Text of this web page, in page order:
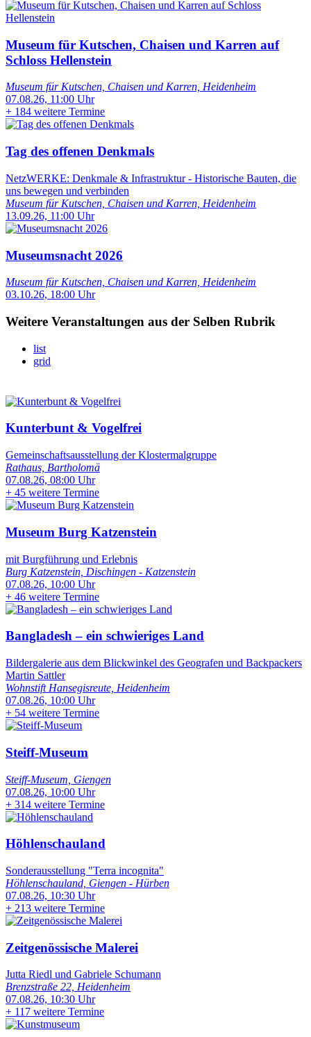
Museum für Kutschen, Chaisen und Karren auf
Schloss Hellenstein
Museum für Kutschen, Chaisen und Karren, Heidenheim
07.08.26, 11:00 Uhr
+ 184 weitere Termine
Tag des offenen Denkmals
NetzWERKE: Denkmale & Infrastruktur - Historische Bauten, die
uns bewegen und verbinden
Museum für Kutschen, Chaisen und Karren, Heidenheim
13.09.26, 11:00 Uhr
Museumsnacht 2026
Museum für Kutschen, Chaisen und Karren, Heidenheim
03.10.26, 18:00 Uhr
Weitere Veranstaltungen aus der Selben Rubrik
list
grid
Kunterbunt & Vogelfrei
Gemeinschaftsausstellung der Klostermalgruppe
Rathaus, Bartholomä
07.08.26, 08:00 Uhr
+ 45 weitere Termine
Museum Burg Katzenstein
mit Burgführung und Erlebnis
Burg Katzenstein, Dischingen - Katzenstein
07.08.26, 10:00 Uhr
+ 46 weitere Termine
Bangladesh – ein schwieriges Land
Bildergalerie aus dem Blickwinkel des Geografen und Backpackers
Martin Sattler
Wohnstift Hansegisreute, Heidenheim
07.08.26, 10:00 Uhr
+ 54 weitere Termine
Steiff-Museum
Steiff-Museum, Giengen
07.08.26, 10:00 Uhr
+ 314 weitere Termine
Höhlenschauland
Sonderausstellung "Terra incognita"
Höhlenschauland, Giengen - Hürben
07.08.26, 10:30 Uhr
+ 213 weitere Termine
Zeitgenössische Malerei
Jutta Riedl und Gabriele Schumann
Brenzstraße 22, Heidenheim
07.08.26, 10:30 Uhr
+ 117 weitere Termine